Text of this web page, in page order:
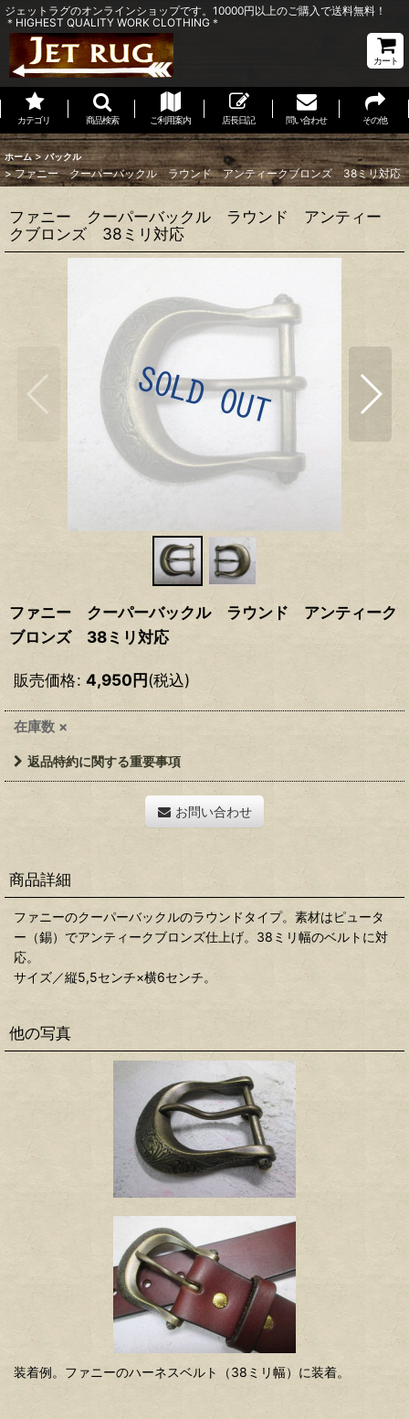
ジェットラグのオンラインショップです。10000円以上のご購入で送料無料！
＊HIGHEST QUALITY WORK CLOTHING＊
カート
カテゴリ 商品検索 ご利用案内 店長日記 問い合わせ その他
ホーム > バックル
> ファニー クーパーバックル ラウンド アンティークブロンズ 38ミリ対応
ファニー クーパーバックル ラウンド アンティー
クブロンズ 38ミリ対応
ファニー クーパーバックル ラウンド アンティーク
ブロンズ 38ミリ対応
販売価格: 4,950円(税込)
在庫数 ×
返品特約に関する重要事項
お問い合わせ
商品詳細
ファニーのクーパーバックルのラウンドタイプ。素材はピュータ
ー（錫）でアンティークブロンズ仕上げ。38ミリ幅のベルトに対
応。
サイズ／縦5,5センチ×横6センチ。
他の写真
装着例。ファニーのハーネスベルト（38ミリ幅）に装着。